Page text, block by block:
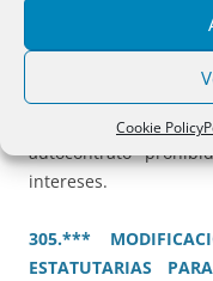
Cookie Policy
CONFLICTO DE
limitada, el hecho
fundadores se
la nueva
autocontrato
intereses.
305.***
ESTATUTARIAS